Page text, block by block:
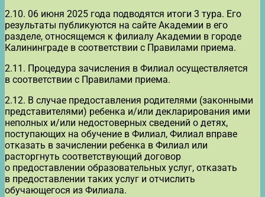
2.10. 06 июня 2025 года подводятся итоги 3 тура. Его
результаты публикуются на сайте Академии в его
разделе, относящемся к филиалу Академии в городе
Калининграде в соответствии с Правилами приема.
2.11. Процедура зачисления в Филиал осуществляется
в соответствии с Правилами приема.
2.12. В случае предоставления родителями (законными
представителями) ребенка и/или декларирования ими
неполных и/или недостоверных сведений о детях,
поступающих на обучение в Филиал, Филиал вправе
отказать в зачислении ребенка в Филиал или
расторгнуть соответствующий договор
о предоставлении образовательных услуг, отказать
в предоставлении таких услуг и отчислить
обучающегося из Филиала.